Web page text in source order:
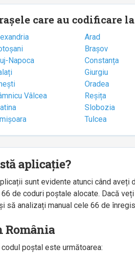
care au codificare
Arad
Brașov
Napoca Constanța
Giurgiu
Oradea
Vâlcea Reșița
Slobozia
Tulcea
aplicație?
sunt evidente atunci când aveți
de coduri poștale alocate. Dacă
să analizați manual cele 66 de
România
poștal este următoarea: